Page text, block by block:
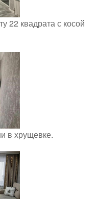
22 квадрата с косой
в хрущевке.